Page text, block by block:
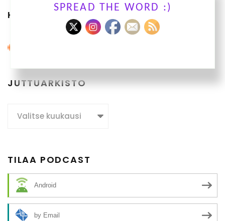
KUUNTELE OHJELMIAMME
JUTTUARKISTO
Juttuarkisto
TILAA PODCAST
Android
by Email
SPREAD THE WORD :)